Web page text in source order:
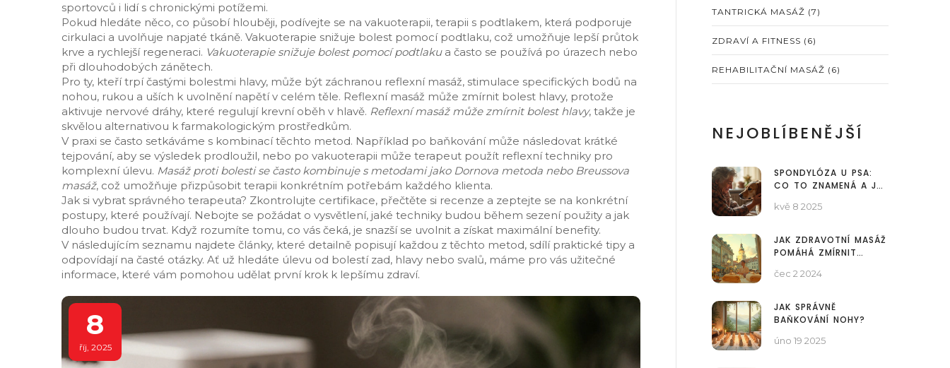
sportovců i lidí s chronickými potížemi.
Pokud hledáte něco, co působí hlouběji, podívejte se na vakuoterapii, terapii s podtlakem, která podporuje
cirkulaci a uvolňuje napjaté tkáně. Vakuoterapie snižuje bolest pomocí podtlaku, což umožňuje lepší průtok
krve a rychlejší regeneraci. Vakuoterapie snižuje bolest pomocí podtlakua často se používá po úrazech nebo
při dlouhodobých zánětech.
Pro ty, kteří trpí častými bolestmi hlavy, může být záchranou reflexní masáž, stimulace specifických bodů na
nohou, rukou a uších k uvolnění napětí v celém těle. Reflexní masáž může zmírnit bolest hlavy, protože
aktivuje nervové dráhy, které regulují krevní oběh v hlavě. Reflexní masáž může zmírnit bolest hlavy, takže je
skvělou alternativou k farmakologickým prostředkům.
V praxi se často setkáváme s kombinací těchto metod. Například po baňkování může následovat krátké
tejpování, aby se výsledek prodloužil, nebo po vakuoterapii může terapeut použít reflexní techniky pro
komplexní úlevu. Masáž proti bolesti se často kombinuje s metodami jako Dornova metoda nebo Breussova
masáž, což umožňuje přizpůsobit terapii konkrétním potřebám každého klienta.
Jak si vybrat správného terapeuta? Zkontrolujte certifikace, přečtěte si recenze a zeptejte se na konkrétní
postupy, které používají. Nebojte se požádat o vysvětlení, jaké techniky budou během sezení použity a jak
dlouho budou trvat. Když rozumíte tomu, co vás čeká, je snazší se uvolnit a získat maximální benefity.
V následujícím seznamu najdete články, které detailně popisují každou z těchto metod, sdílí praktické tipy a
odpovídají na časté otázky. Ať už hledáte úlevu od bolestí zad, hlavy nebo svalů, máme pro vás užitečné
informace, které vám pomohou udělat první krok k lepšímu zdraví.
8
říj, 2025
TANTRICKÁ MASÁŽ (7)
ZDRAVÍ A FITNESS (6)
REHABILITAČNÍ MASÁŽ (6)
NEJOBLÍBENĚJŠÍ
SPONDYLÓZA U PSA:
CO TO ZNAMENÁ A JAK
METODA
kvě 8 2025
JAK ZDRAVOTNÍ MASÁŽ
POMÁHÁ ZMÍRNIT
čec 2 2024
JAK SPRÁVNĚ
BAŇKOVÁNÍ NOHY?
úno 19 2025